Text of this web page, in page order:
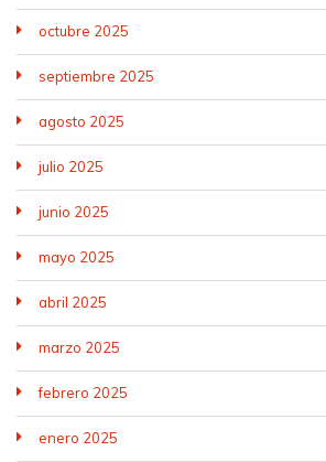
octubre 2025
septiembre 2025
agosto 2025
julio 2025
junio 2025
mayo 2025
abril 2025
marzo 2025
febrero 2025
enero 2025